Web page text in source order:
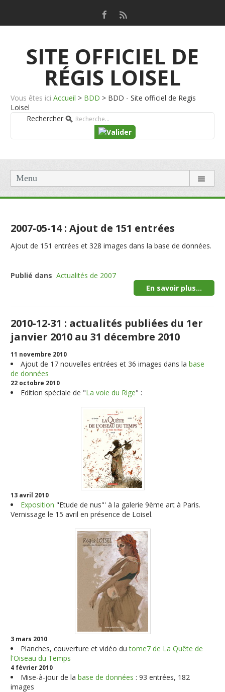
SITE OFFICIEL DE
RÉGIS LOISEL
Vous êtes ici Accueil > BDD > BDD - Site officiel de Regis
Loisel
Rechercher
Menu
2007-05-14 : Ajout de 151 entrées
Ajout de 151 entrées et 328 images dans la base de données.
Publié dans Actualités de 2007
En savoir plus...
2010-12-31 : actualités publiées du 1er
janvier 2010 au 31 décembre 2010
11 novembre 2010
Ajout de 17 nouvelles entrées et 36 images dans labase
de données
22 octobre 2010
Edition spéciale de "La voie du Rige" :
13 avril 2010
Exposition "Etude de nus"' à la galerie 9ème art à Paris.
Vernissage le 15 avril en présence de Loisel.
3 mars 2010
Planches, couverture et vidéo dutome7 de La Quête de
l'Oiseau du Temps
4 février 2010
Mise-à-jour de labase de données : 93 entrées, 182
images